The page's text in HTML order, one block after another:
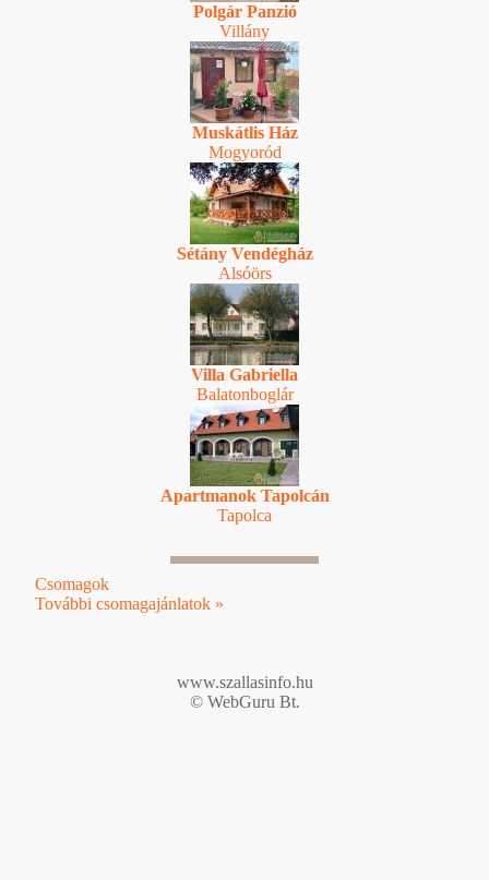
Polgár Panzió
Villány
Muskátlis Ház
Mogyoród
Sétány Vendégház
Alsóörs
Villa Gabriella
Balatonboglár
Apartmanok Tapolcán
Tapolca
Csomagok
További csomagajánlatok »
www.szallasinfo.hu
© WebGuru Bt.